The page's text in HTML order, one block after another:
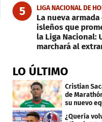
5 LIGA NACIONAL DE
La nueva
isleños que
la Liga Nacional:
marchará al
LO ÚLTIMO
Cristian
de
su nuevo
Liga Nacional
¿Quería